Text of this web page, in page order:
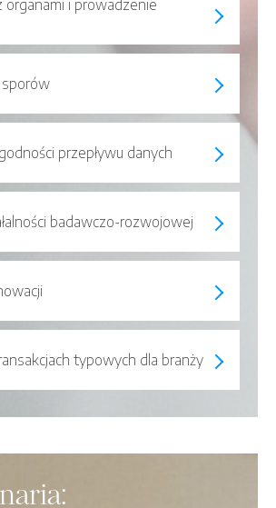
organami i prowadzenie
przepływu danych
badawczo-rozwojowej
typowych dla branży